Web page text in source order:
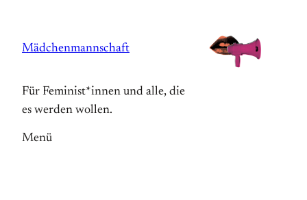
springen
Mädchenmannschaft
Für Feminist*innen und alle, die
es werden wollen.
Menü